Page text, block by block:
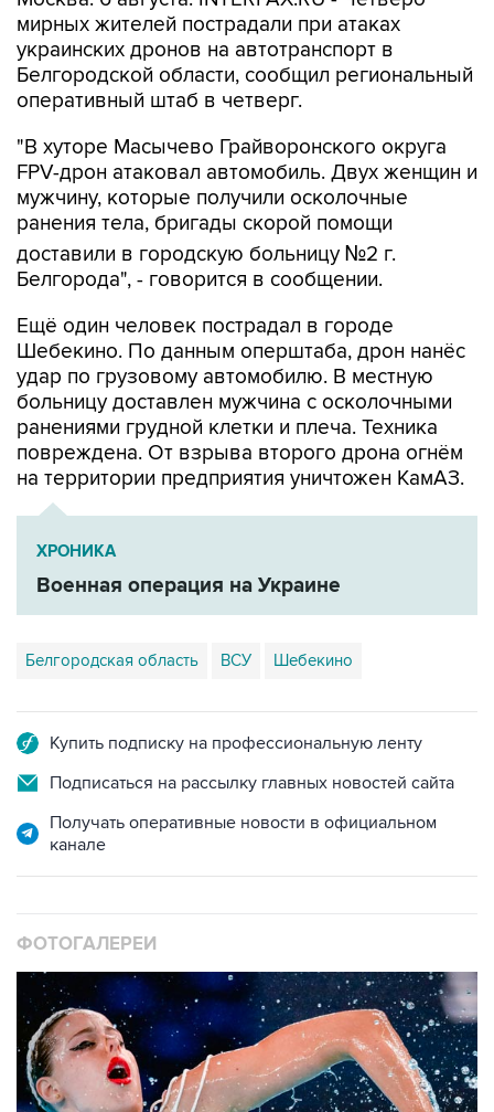
мирных жителей пострадали при атаках
украинских дронов на автотранспорт в
Белгородской области, сообщил региональный
оперативный штаб в четверг.
"В хуторе Масычево Грайворонского округа
FPV-дрон атаковал автомобиль. Двух женщин и
мужчину, которые получили осколочные
ранения тела, бригады скорой помощи
доставили в городскую больницу №2 г.
Белгорода", - говорится в сообщении.
Ещё один человек пострадал в городе
Шебекино. По данным оперштаба, дрон нанёс
удар по грузовому автомобилю. В местную
больницу доставлен мужчина с осколочными
ранениями грудной клетки и плеча. Техника
повреждена. От взрыва второго дрона огнём
на территории предприятия уничтожен КамАЗ.
ХРОНИКА
Военная операция на Украине
Белгородская область ВСУ Шебекино
Купить подписку на профессиональную ленту
Подписаться на рассылку главных новостей сайта
Получать оперативные новости в официальном
канале
ФОТОГАЛЕРЕИ